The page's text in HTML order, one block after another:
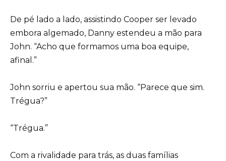
De pé lado a lado, assistindo Cooper ser levado
embora algemado, Danny estendeu a mão para
John. “Acho que formamos uma boa equipe,
afinal.”
John sorriu e apertou sua mão. “Parece que sim.
Trégua?”
“Trégua.”
Com a rivalidade para trás, as duas famílias